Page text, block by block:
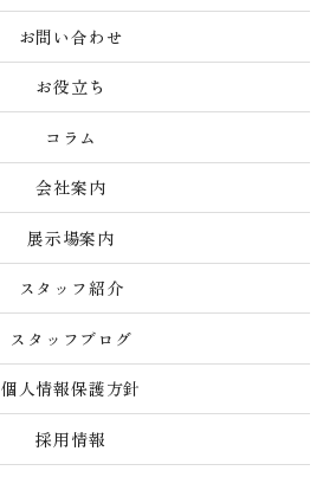
お問い合わせ
お役立ち
コラム
会社案内
展示場案内
スタッフ紹介
スタッフブログ
個人情報保護方針
採用情報